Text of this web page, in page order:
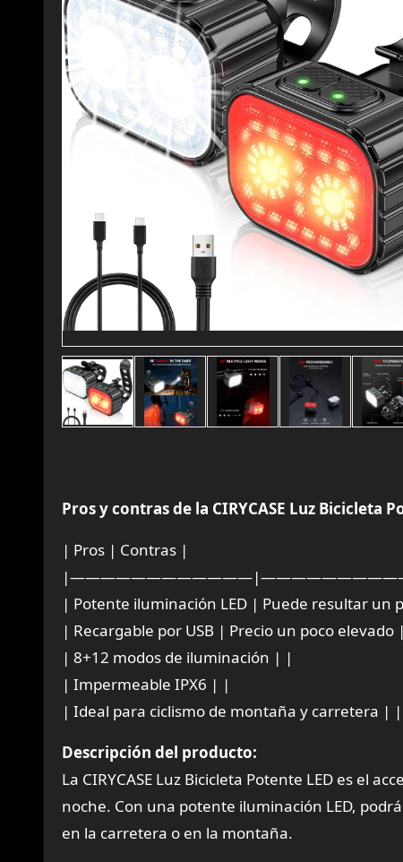
Pros y contras de la CIRYCASE Luz Bicicleta
| Pros | Contras |
| Potente iluminación LED | Puede resultar un
| Recargable por USB | Precio un poco elevado |
| 8+12 modos de iluminación | |
| Impermeable IPX6 | |
| Ideal para ciclismo de montaña y carretera | |
Descripción del producto:
La CIRYCASE Luz Bicicleta Potente LED es el
noche. Con una potente iluminación LED,
en la carretera o en la montaña.